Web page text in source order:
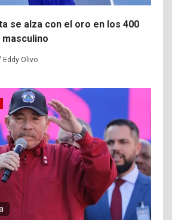
se alza con el oro en los 400
Eddy Olivo